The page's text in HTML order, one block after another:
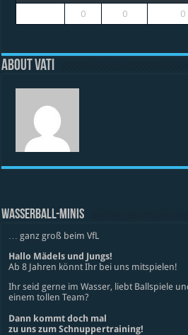
0 0 0
About vati
WASSERBALL-MINIS
… ganz groß beim VfL
Hallo Mädels und Jungs!
Ab 8 Jahren könnt Ihr bei uns mitspielen!
Ihr seid gerne im Wasser, liebt Ballspiele
einem tollen Team?
Dann kommt doch mal
zu uns zum Schnuppertraining!